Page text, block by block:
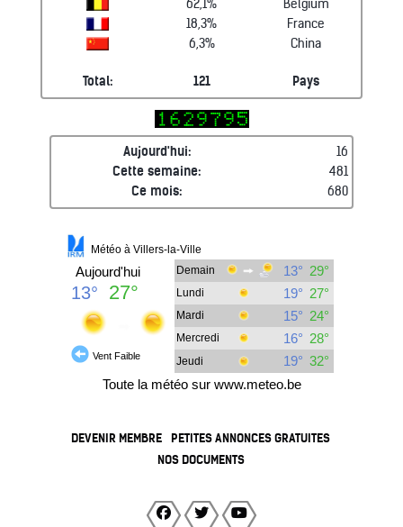
62,1%
Belgium
18,3%
France
6,3%
China
Total: 121 Pays
Aujourd'hui:
16
Cette semaine:
481
Ce mois:
680
DEVENIR MEMBRE
PETITES ANNONCES GRATUITES
NOS DOCUMENTS